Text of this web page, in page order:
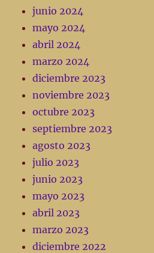
junio 2024
mayo 2024
abril 2024
marzo 2024
diciembre 2023
noviembre 2023
octubre 2023
septiembre 2023
agosto 2023
julio 2023
junio 2023
mayo 2023
abril 2023
marzo 2023
diciembre 2022